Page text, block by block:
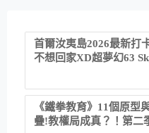
首爾汝夷島2026最新打
不想回家XD超夢幻63
津帝王蟹大餐、《淚之
江公園免費玩水
《鐵拳教育》11個原型
疊!教權局成真？！第二